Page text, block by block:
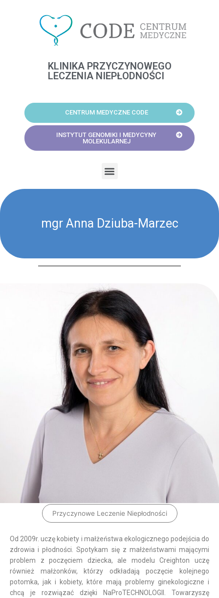
KLINIKA PRZYCZYNOWEGO
LECZENIA NIEPŁODNOŚCI
CENTRUM MEDYCZNE CODE
INSTYTUT GENOMIKI I MEDYCYNY
MOLEKULARNEJ
mgr Anna Dziuba-Marzec
Przyczynowe Leczenie Niepłodności
Od 2009r. uczę kobiety i małżeństwa ekologicznego podejścia do
zdrowia i płodności. Spotykam się z małżeństwami mającymi
problem z poczęciem dziecka, ale modelu Creighton uczę
również małżonków, którzy odkładają poczęcie kolejnego
potomka, jak i kobiety, które mają problemy ginekologiczne i
chcą je rozwiązać dzięki NaProTECHNOLOGII. Towarzyszę